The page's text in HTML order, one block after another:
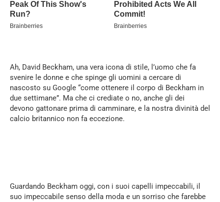
Ah, David Beckham, una vera icona di stile, l’uomo che fa
svenire le donne e che spinge gli uomini a cercare di
nascosto su Google “come ottenere il corpo di Beckham in
due settimane”. Ma che ci crediate o no, anche gli dei
devono gattonare prima di camminare, e la nostra divinità del
calcio britannico non fa eccezione.
Guardando Beckham oggi, con i suoi capelli impeccabili, il
suo impeccabile senso della moda e un sorriso che farebbe